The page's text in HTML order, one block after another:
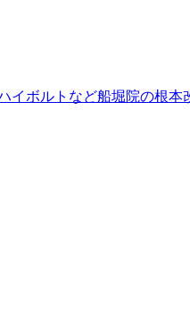
イボルトなど船堀院の根本